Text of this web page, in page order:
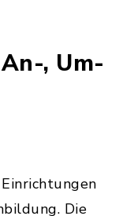
, Um-
Die